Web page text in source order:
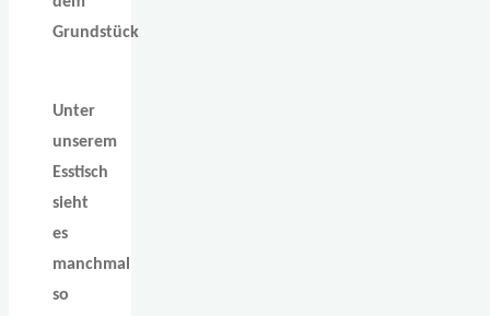
Grundstück
Unter
unserem
Esstisch
sieht
es
manchmal
so